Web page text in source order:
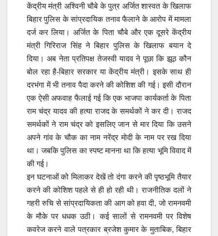
केंद्रीय मंत्री अश्विनी चौबे के पुत्र अर्जित शास्वत के खिलाफ
बिहार पुलिस के सांप्रदायिक तनाव फैलाने के आरोप में मामला
दर्ज कर लिया। अर्जित के पिता चौबे और एक दूसरे केंद्रीय
मंत्री गिरिराज सिंह ने बिहार पुलिस के खिलाफ बयान दे
दिया। अब नेता प्रतिपक्ष तेजस्वी यादव ने पूछा कि झूठ कौन
बोल रहा है-बिहार सरकार या केंद्रीय मंत्री। इसके साथ ही
दरभंगा में भी तनाव पैदा करने की कोशिश की गई। इसी दौरान
एक ऐसी अफवाह फैलाई गई कि एक भाजपा कार्यकर्ता के पिता
राम चंद्र यादव की हत्या राजद के समर्थकों ने कर दी। राजद
समर्थकों ने राम चंद्र को इसलिए जान से मार दिया कि उसने
अपने गांव के चौक का नाम नरेंद्र मोदी के नाम पर रख दिया
था। जबकि पुलिस का स्पष्ट मानना था कि हत्या भूमि विवाद में
की गई।
इन घटनाओं को मिलाकर देखें तो दंगा करने की पृष्ठभूमि तैयार
करने की कोशिश पहले से ही हो रही थी। राजनीतिक दलों ने
गहरी रुचि से सांप्रदायिकता की आग को हवा दी, जो रामनवमी
के मौके पर धधक उठी। कई सालों से रामनवमी पर विशेष
कवरेज करने वाले पत्रकार ब्रजेश कुमार के मुताबिक, बिहार